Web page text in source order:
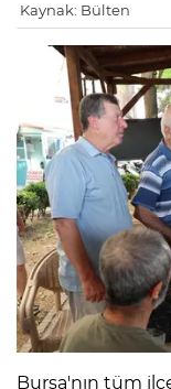
Kaynak: Bülten
Bursa'nın tüm